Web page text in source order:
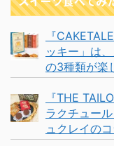
『
ッキー」は
の3種類が楽
『THE
ラクチュー
ュクレイの